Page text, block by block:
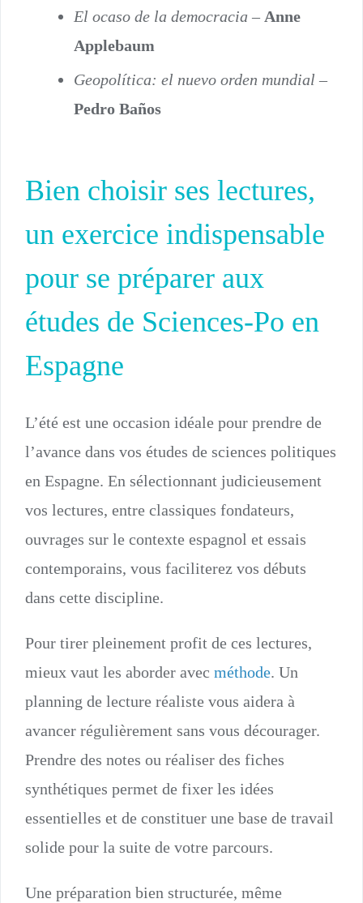
El ocaso de la democracia – Anne
Applebaum
Geopolítica: el nuevo orden mundial –
Pedro Baños
Bien choisir ses lectures,
un exercice indispensable
pour se préparer aux
études de Sciences-Po en
Espagne
L’été est une occasion idéale pour prendre de
l’avance dans vos études de sciences politiques
en Espagne. En sélectionnant judicieusement
vos lectures, entre classiques fondateurs,
ouvrages sur le contexte espagnol et essais
contemporains, vous faciliterez vos débuts
dans cette discipline.
Pour tirer pleinement profit de ces lectures,
mieux vaut les aborder avec méthode. Un
planning de lecture réaliste vous aidera à
avancer régulièrement sans vous décourager.
Prendre des notes ou réaliser des fiches
synthétiques permet de fixer les idées
essentielles et de constituer une base de travail
solide pour la suite de votre parcours.
Une préparation bien structurée, même